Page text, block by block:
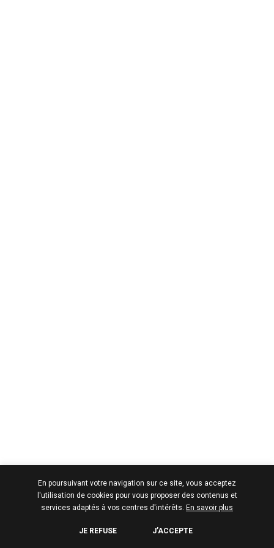
En poursuivant votre navigation sur ce site, vous acceptez
l'utilisation de cookies pour vous proposer des contenus et
services adaptés à vos centres d'intérêts. En savoir plus
JE REFUSE J’ACCEPTE